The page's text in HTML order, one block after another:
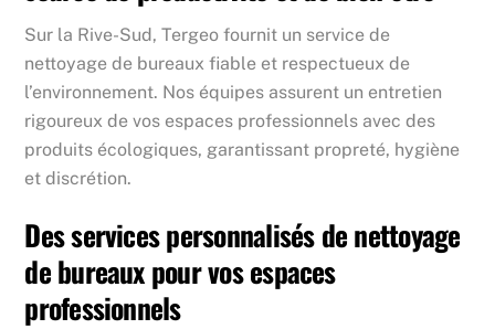
Sur la Rive-Sud, Tergeo fournit un service de
nettoyage de bureaux fiable et respectueux de
l’environnement. Nos équipes assurent un entretien
rigoureux de vos espaces professionnels avec des
produits écologiques, garantissant propreté, hygiène
et discrétion.
Des services personnalisés de nettoyage
de bureaux pour vos espaces
professionnels